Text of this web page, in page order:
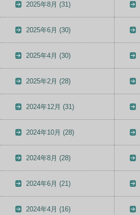
2025年8月 (31)
2025年6月 (30)
2025年4月 (30)
2025年2月 (28)
2024年12月 (31)
2024年10月 (28)
2024年8月 (28)
2024年6月 (21)
2024年4月 (16)